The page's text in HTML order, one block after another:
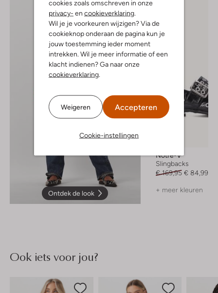
cookies zoals omschreven in onze
privacy- en cookieverklaring.
Wil je je voorkeuren wijzigen? Via de
cookieknop onderaan de pagina kun je
jouw toestemming ieder moment
intrekken. Wil je meer informatie of een
klacht indienen? Ga naar onze
cookieverklaring.
Weigeren Accepteren
Cookie-instellingen
Ontdek de look
Notre-V
Slingbacks
€ 169,95 € 84,99
+ meer kleuren
Ook iets voor jou?